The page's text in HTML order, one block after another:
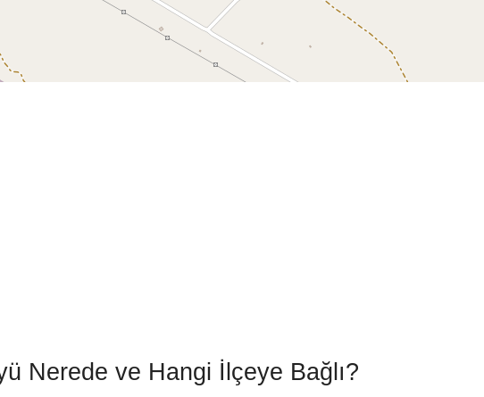
Nerede ve Hangi İlçeye Bağlı?